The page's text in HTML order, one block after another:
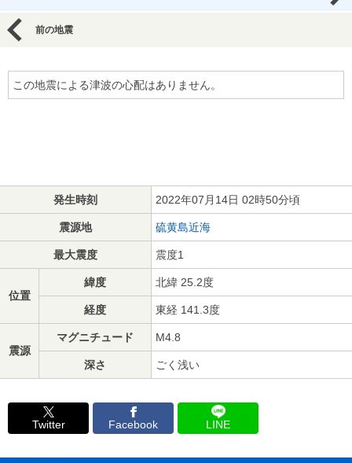
前の地震
この地震による津波の心配はありません。
発生時刻 2022年07月14日 02時50分頃
震源地 硫黄島近海
最大震度 震度1
位置
緯度 北緯 25.2度
経度 東経 141.3度
震源
マグニチュード M4.8
深さ ごく浅い
Twitter Facebook LINE